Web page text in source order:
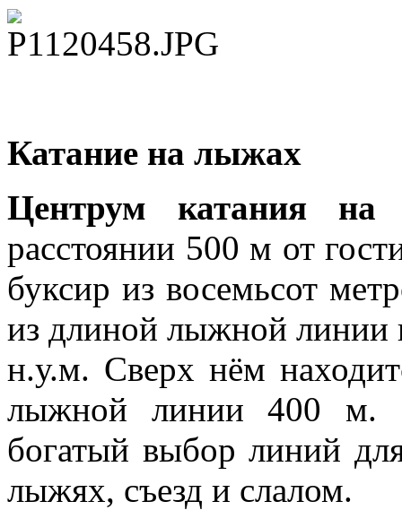
Катание на лыжах
Центрум катания на
расстоянии 500 м от
буксир из восемьсот
из длиной лыжной линии
н.у.м. Сверх нём
лыжной линии 400 м.
богатый выбор линий
лыжях, съезд и слалом.